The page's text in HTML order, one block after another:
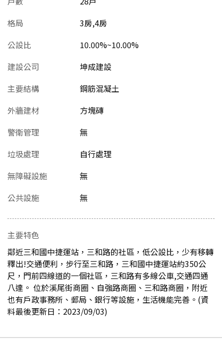
格局
3房,4房
公設比
10.00%~10.00%
建設公司
坤成建設
主要結構
鋼筋混凝土
外牆建材
方塊磚
警衛管理
無
垃圾處理
自行處理
無障礙設施
無
公共設施
無
主要特色
鄰近三和國中捷運站，三和路的社區，低公設比，少有移轉
釋出!交通便利，步行至三和路，三和國中捷運站約350公
尺，門前四線道的一個社區，三和路有多線公車,交通四通
八達。 位於溪尾街商圈、自強路商圈、三和路商圈，附近
也有戶政事務所、郵局、銀行等設施，生活機能完善。(資
料最後更新日：2023/09/03)